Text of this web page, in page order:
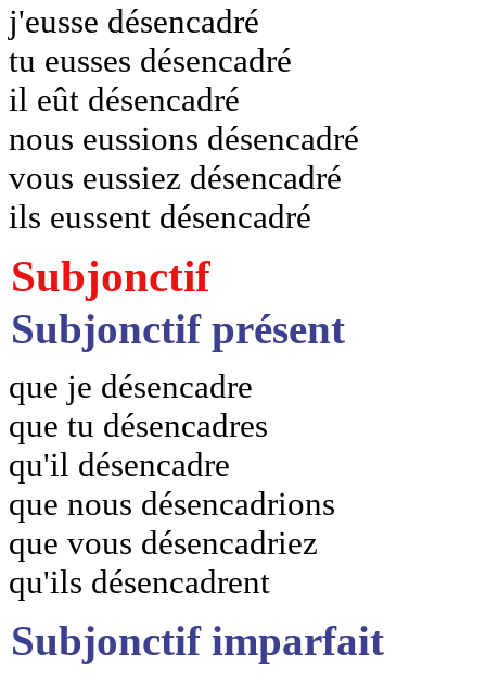
j'eusse désencadré
tu eusses désencadré
il eût désencadré
nous eussions désencadré
vous eussiez désencadré
ils eussent désencadré
Subjonctif
Subjonctif présent
que je désencadre
que tu désencadres
qu'il désencadre
que nous désencadrions
que vous désencadriez
qu'ils désencadrent
Subjonctif imparfait